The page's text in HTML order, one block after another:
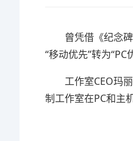
曾凭借《纪念碑
“移动优先”转为“PC
工作室CEO玛丽
制工作室在PC和主